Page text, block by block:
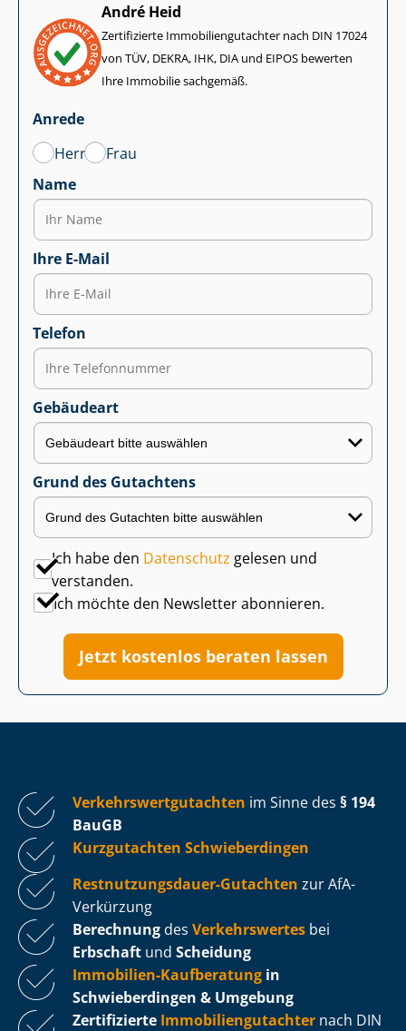
André Heid
Zertifizierte Im­mo­bi­li­en­gut­ach­ter nach DIN 17024
von TÜV, DEKRA, IHK, DIA und EIPOS bewerten
Ihre Immobilie sachgemäß.
Anrede
Herr
Frau
Name
Ihre E-Mail
Telefon
Gebäudeart
Grund des Gutachtens
Ich habe den Datenschutz gelesen und
verstanden.
Ich möchte den Newsletter abonnieren.
Jetzt kostenlos beraten lassen
Ver­kehrs­wert­gut­ach­ten im Sinne des § 194
BauGB
Kurzgutachten Schwieberdingen
Rest­nut­zungs­dau­er-Gutachten zur AfA-
Verkürzung
Berechnung des Verkehrswertes bei
Erbschaft und Scheidung
Immobilien-Kaufberatung in
Schwieberdingen & Umgebung
Zertifizierte Im­mo­bi­li­en­gut­ach­ter nach DIN